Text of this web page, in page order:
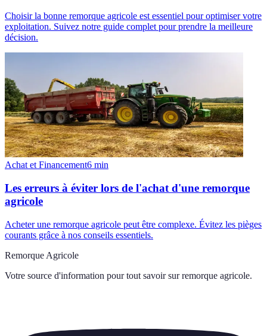
Choisir la bonne remorque agricole est essentiel pour optimiser votre
exploitation. Suivez notre guide complet pour prendre la meilleure
décision.
Achat et Financement6 min
Les erreurs à éviter lors de l'achat d'une remorque
agricole
Acheter une remorque agricole peut être complexe. Évitez les pièges
courants grâce à nos conseils essentiels.
Remorque Agricole
Votre source d'information pour tout savoir sur remorque agricole.